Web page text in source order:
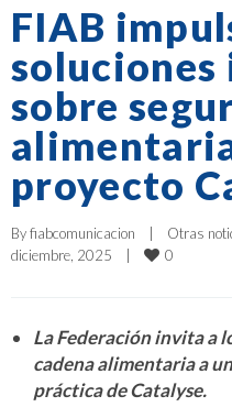
FIAB
soluciones
sobre
proyecto
By fiabcomunicacion | Otras
diciembre, 2025
| 0
La Federación invita a
cadena alimentaria a
práctica de Catalyse.